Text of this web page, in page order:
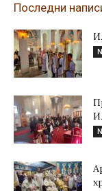
Последни